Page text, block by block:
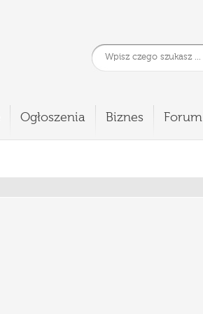
Ogłoszenia Biznes Forum